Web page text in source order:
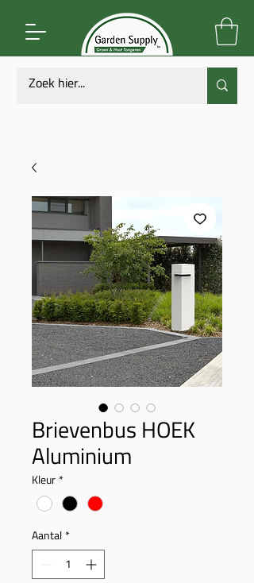
Brievenbus HOEK
Aluminium
Kleur*
Aantal*